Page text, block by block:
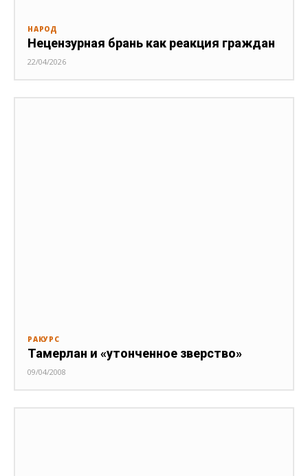
НАРОД
Нецензурная брань как реакция граждан
22/04/2026
РАКУРС
Тамерлан и «утонченное зверство»
09/04/2008